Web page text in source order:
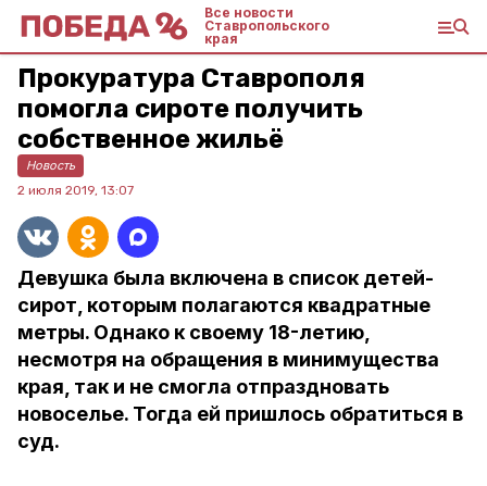
Все новости
Ставропольского
края
Прокуратура Ставрополя
помогла сироте получить
собственное жильё
Новость
2 июля 2019, 13:07
Девушка была включена в список детей-
сирот, которым полагаются квадратные
метры. Однако к своему 18-летию,
несмотря на обращения в минимущества
края, так и не смогла отпраздновать
новоселье. Тогда ей пришлось обратиться в
суд.